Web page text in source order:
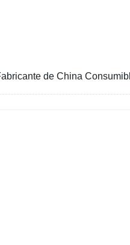
de China